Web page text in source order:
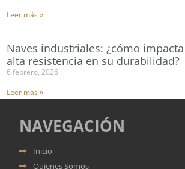
Leer más »
Naves industriales: ¿cómo
alta resistencia en su durabilidad?
6 febrero, 2026
Leer más »
NAVEGACIÓN
Inicio
Quienes Somos